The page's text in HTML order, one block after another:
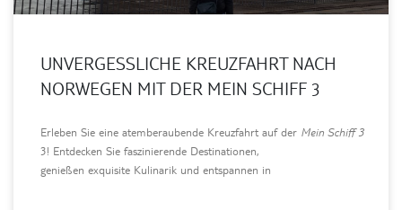
UNVERGESSLICHE KREUZFAHRT NACH
NORWEGEN MIT DER MEIN SCHIFF 3
Erleben Sie eine atemberaubende Kreuzfahrt auf der Mein Schiff
3! Entdecken Sie faszinierende Destinationen,
genießen exquisite Kulinarik und entspannen in